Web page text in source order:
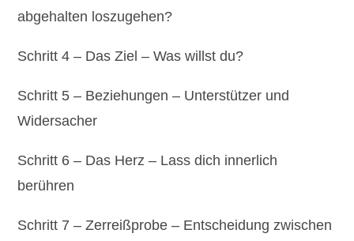
abgehalten loszugehen?
Schritt 4 – Das Ziel – Was willst du?
Schritt 5 – Beziehungen – Unterstützer und
Widersacher
Schritt 6 – Das Herz – Lass dich innerlich
berühren
Schritt 7 – Zerreißprobe – Entscheidung zwischen